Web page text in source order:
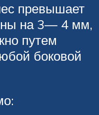
превышает
на 3— 4 мм,
путем
боковой